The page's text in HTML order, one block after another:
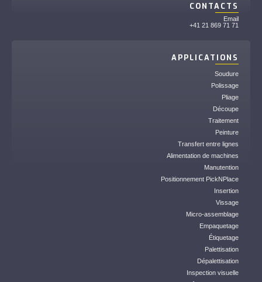
CONTACTS
Email
+41 21 869 71 71
APPLICATIONS
Soudure
Polissage
Pliage
Découpe
Traitement
Peinture
Transfert entre lignes
Alimentation de machines
Manutention
Positionnement PickNPlace
Insertion
Vissage
Micro-assemblage
Empaquetage
Étiquetage
Palettisation
Dépalettisation
Inspection visuelle